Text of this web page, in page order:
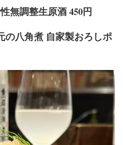
無調整生原酒 450円
の八角煮 自家製おろしポ